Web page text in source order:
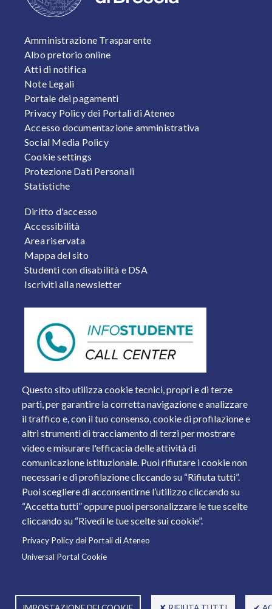
Questo sito utilizza cookie tecnici, propri e di terze
parti, per garantire la corretta navigazione e analizzare
il traffico e, con il tuo consenso, cookie di profilazione e
altri strumenti di tracciamento di terzi per mostrare
video e misurare l'efficacia delle attività di
comunicazione istituzionale. Puoi rifiutare i cookie non
necessari e di profilazione cliccando su “Rifiuta tutti”.
Puoi scegliere di acconsentirne l’utilizzo cliccando su
“Accetta tutti” oppure puoi personalizzare le tue scelte
cliccando su “Rivedi le tue scelte sui cookie”.
Privacy Policy dei Portali di Ateneo
Universal Portal Cookie
FOOTER 1
Amministrazione Trasparente
Albo pretorio online
Atti di notifica
Note Legali
Portale dei pagamenti
Privacy Policy dei Portali di Ateneo
Accesso documentazione amministrativa
Social Media Policy
Cookie settings
Protezione Dati Personali
Statistiche
FOOTER 2
Diritto d'accesso
Accessibilità
Area riservata
Mappa del sito
Studenti con disabilità e DSA
Iscriviti alla newsletter
Piazza del Mercato, 15 - 25121 Brescia
Tel. +39 030 2988.1 PEC:
ammcentr@cert.unibs.it
Partita IVA: 01773710171 Codice Fiscale: 98007650173
© 2011 Università degli Studi di Brescia